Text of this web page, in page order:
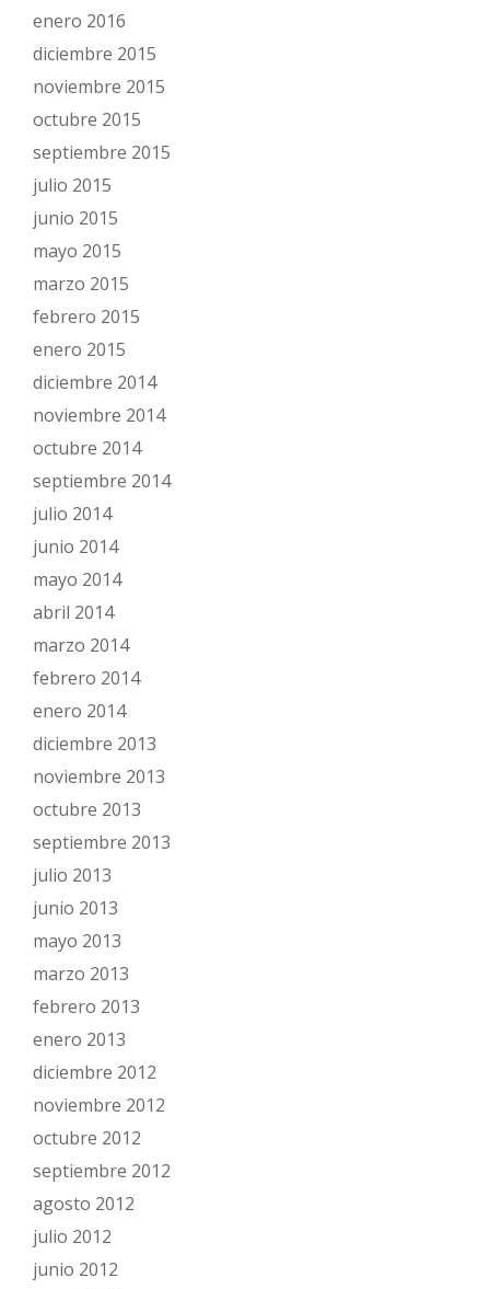
enero 2016
diciembre 2015
noviembre 2015
octubre 2015
septiembre 2015
julio 2015
junio 2015
mayo 2015
marzo 2015
febrero 2015
enero 2015
diciembre 2014
noviembre 2014
octubre 2014
septiembre 2014
julio 2014
junio 2014
mayo 2014
abril 2014
marzo 2014
febrero 2014
enero 2014
diciembre 2013
noviembre 2013
octubre 2013
septiembre 2013
julio 2013
junio 2013
mayo 2013
marzo 2013
febrero 2013
enero 2013
diciembre 2012
noviembre 2012
octubre 2012
septiembre 2012
agosto 2012
julio 2012
junio 2012